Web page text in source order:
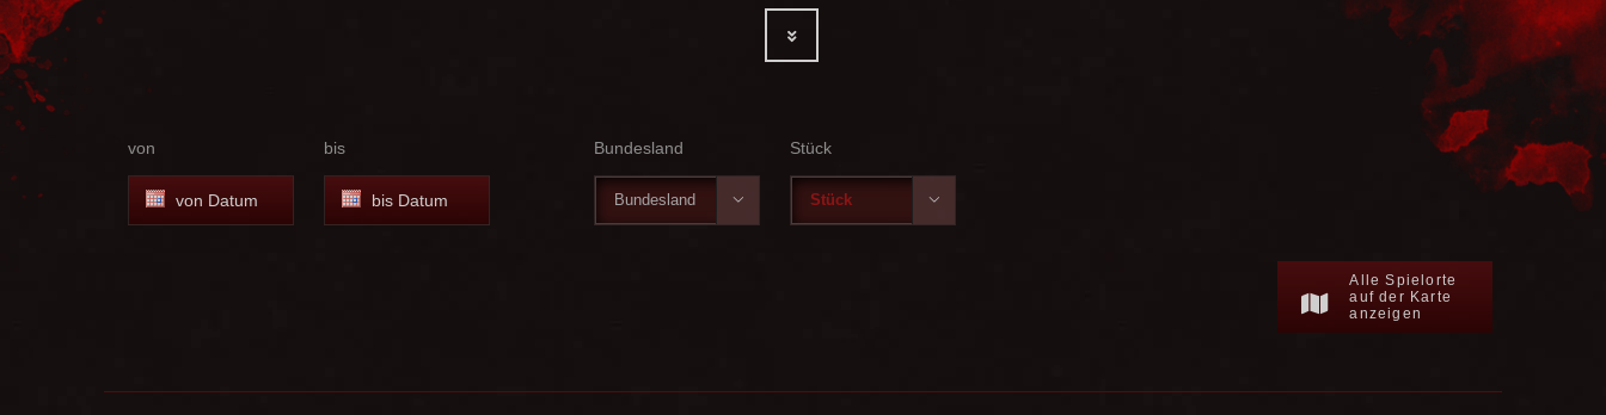
von bis Bundesland

Stück

Alle Spielorte
auf der Karte
anzeigen